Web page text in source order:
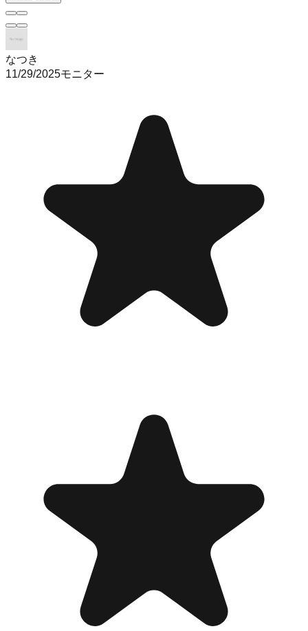
なつき
11/29/2025モニター